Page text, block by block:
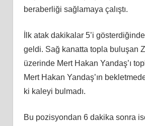
beraberliği sağlamaya çalıştı.
İlk atak dakikalar 5’i
geldi. Sağ kanatta topla buluşan
üzerinde Mert Hakan Yandaş’ı
Mert Hakan Yandaş’ın
ki kaleyi bulmadı.
Bu pozisyondan 6 dakika sonra